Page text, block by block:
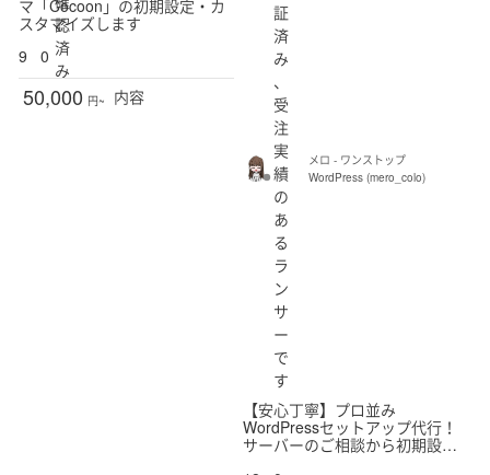
認
済
み
マ「Cocoon」の初期設定・カ
スタマイズします
9
0
50,000 円~ 内容
証
済
み
、
受
注
実
績
の
あ
る
ラ
ン
サ
ー
で
す
メロ - ワンストップ
WordPress (mero_colo)
【安心丁寧】プロ並み
WordPressセットアップ代行！
サーバーのご相談から初期設定